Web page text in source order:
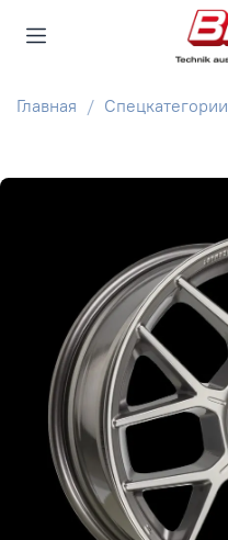
Главная Спецкатегории